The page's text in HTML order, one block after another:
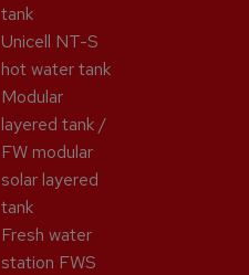
tank
Unicell NT-S
hot water tank
Modular
layered tank /
FW modular
solar layered
tank
Fresh water
station FWS